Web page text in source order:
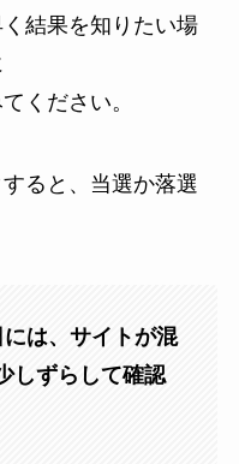
結果を知りたい場
ください。
ると、当選か落選
は、サイトが混
しずらして確認